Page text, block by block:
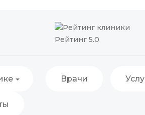
Рейтинг 5.0
Врачи